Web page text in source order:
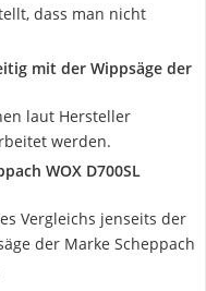
dass man nicht
mit der Wippsäge der
laut Hersteller
werden.
WOX D700SL
Vergleichs jenseits der
der Marke Scheppach